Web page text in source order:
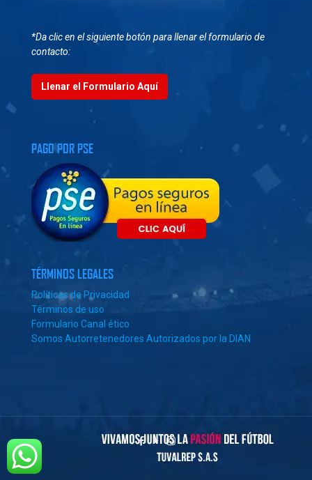
*Da clic en el siguiente botón para llenar el formulario de
contacto:
Llenar el Formulario Aquí
PAGO POR PSE
TÉRMINOS LEGALES
Políticas de Privacidad
Términos de uso
Formulario Canal ético
Somos Autorretenedores Autorizados por la DIAN